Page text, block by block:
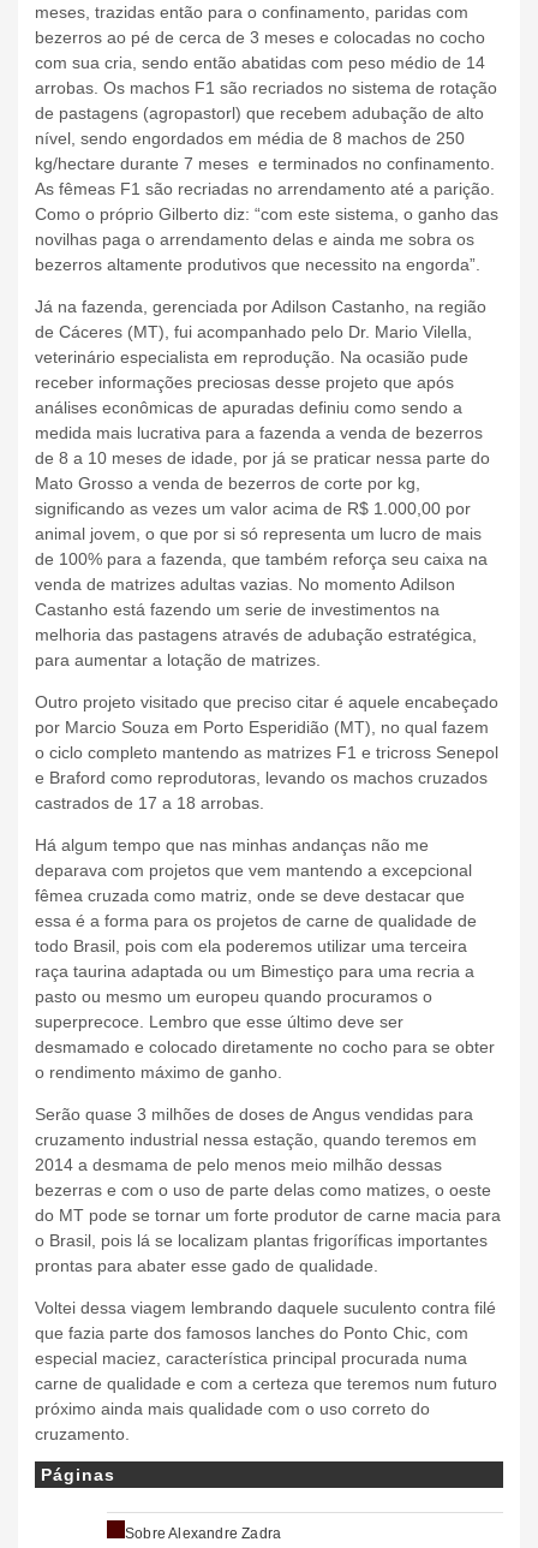
meses, trazidas então para o confinamento, paridas com
bezerros ao pé de cerca de 3 meses e colocadas no cocho
com sua cria, sendo então abatidas com peso médio de 14
arrobas. Os machos F1 são recriados no sistema de rotação
de pastagens (agropastorl) que recebem adubação de alto
nível, sendo engordados em média de 8 machos de 250
kg/hectare durante 7 meses e terminados no confinamento.
As fêmeas F1 são recriadas no arrendamento até a parição.
Como o próprio Gilberto diz: “com este sistema, o ganho das
novilhas paga o arrendamento delas e ainda me sobra os
bezerros altamente produtivos que necessito na engorda”.
Já na fazenda, gerenciada por Adilson Castanho, na região
de Cáceres (MT), fui acompanhado pelo Dr. Mario Vilella,
veterinário especialista em reprodução. Na ocasião pude
receber informações preciosas desse projeto que após
análises econômicas de apuradas definiu como sendo a
medida mais lucrativa para a fazenda a venda de bezerros
de 8 a 10 meses de idade, por já se praticar nessa parte do
Mato Grosso a venda de bezerros de corte por kg,
significando as vezes um valor acima de R$ 1.000,00 por
animal jovem, o que por si só representa um lucro de mais
de 100% para a fazenda, que também reforça seu caixa na
venda de matrizes adultas vazias. No momento Adilson
Castanho está fazendo um serie de investimentos na
melhoria das pastagens através de adubação estratégica,
para aumentar a lotação de matrizes.
Outro projeto visitado que preciso citar é aquele encabeçado
por Marcio Souza em Porto Esperidião (MT), no qual fazem
o ciclo completo mantendo as matrizes F1 e tricross Senepol
e Braford como reprodutoras, levando os machos cruzados
castrados de 17 a 18 arrobas.
Há algum tempo que nas minhas andanças não me
deparava com projetos que vem mantendo a excepcional
fêmea cruzada como matriz, onde se deve destacar que
essa é a forma para os projetos de carne de qualidade de
todo Brasil, pois com ela poderemos utilizar uma terceira
raça taurina adaptada ou um Bimestiço para uma recria a
pasto ou mesmo um europeu quando procuramos o
superprecoce. Lembro que esse último deve ser
desmamado e colocado diretamente no cocho para se obter
o rendimento máximo de ganho.
Serão quase 3 milhões de doses de Angus vendidas para
cruzamento industrial nessa estação, quando teremos em
2014 a desmama de pelo menos meio milhão dessas
bezerras e com o uso de parte delas como matizes, o oeste
do MT pode se tornar um forte produtor de carne macia para
o Brasil, pois lá se localizam plantas frigoríficas importantes
prontas para abater esse gado de qualidade.
Voltei dessa viagem lembrando daquele suculento contra filé
que fazia parte dos famosos lanches do Ponto Chic, com
especial maciez, característica principal procurada numa
carne de qualidade e com a certeza que teremos num futuro
próximo ainda mais qualidade com o uso correto do
cruzamento.
Páginas
Sobre Alexandre Zadra